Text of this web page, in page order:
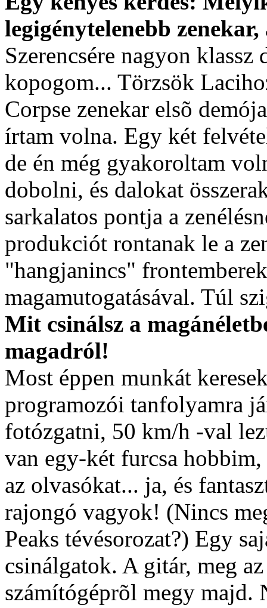
legigénytelenebb
Szerencsére nagyon
kopogom... Törzsök
Corpse zenekar elsõ
írtam volna. Egy két
de én még gyakoroltam
dobolni, és dalokat
sarkalatos pontja a
produkciót rontanak le a
"hangjanincs"
magamutogatásával. Túl
Mit csinálsz a
magadról!
Most éppen munkát
programozói tanfolyamra
fotózgatni, 50 km/h -val
van egy-két furcsa
az olvasókat... ja, és
rajongó vagyok! (Nincs
Peaks tévésorozat?) Egy
csinálgatok. A gitár, meg
számítógéprõl megy majd.